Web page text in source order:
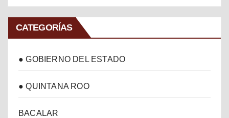
CATEGORÍAS
● GOBIERNO DEL ESTADO
● QUINTANA ROO
BACALAR